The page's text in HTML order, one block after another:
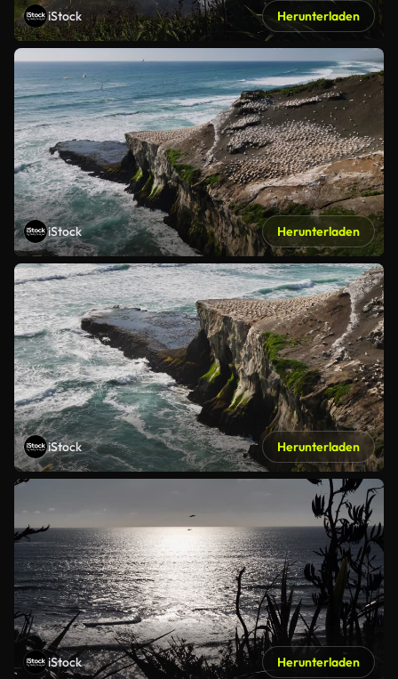
iStock Herunterladen
iStock Herunterladen
iStock Herunterladen
iStock Herunterladen